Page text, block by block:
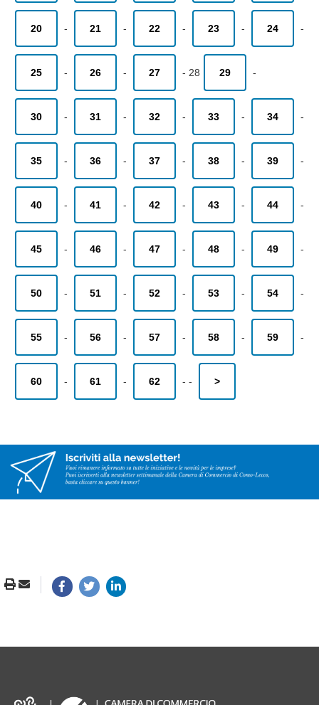
20 - 21 - 22 - 23 - 24 -
25 - 26 - 27 - 28 29 -
30 - 31 - 32 - 33 - 34 -
35 - 36 - 37 - 38 - 39 -
40 - 41 - 42 - 43 - 44 -
45 - 46 - 47 - 48 - 49 -
50 - 51 - 52 - 53 - 54 -
55 - 56 - 57 - 58 - 59 -
60 - 61 - 62 - - >